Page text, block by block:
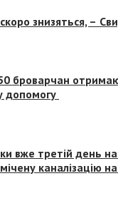
знизяться, –
броварчан
допомогу
вже третій день
каналізацію